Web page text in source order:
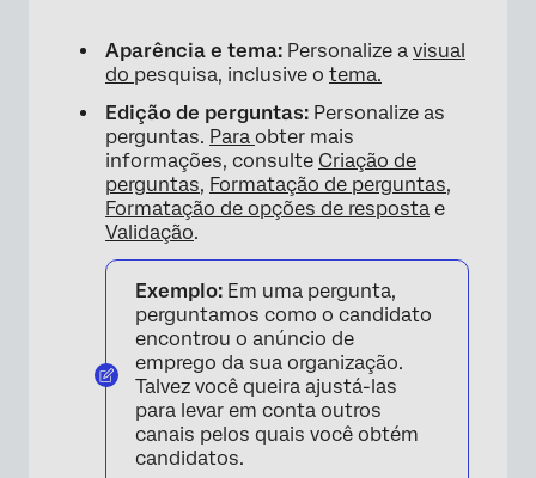
Aparência e tema: Personalize a visual
do pesquisa, inclusive o tema.
Edição de perguntas: Personalize as
perguntas. Para obter mais
informações, consulte Criação de
perguntas, Formatação de perguntas,
Formatação de opções de resposta e
Validação.
Exemplo: Em uma pergunta,
perguntamos como o candidato
encontrou o anúncio de
emprego da sua organização.
Talvez você queira ajustá-las
para levar em conta outros
canais pelos quais você obtém
candidatos.